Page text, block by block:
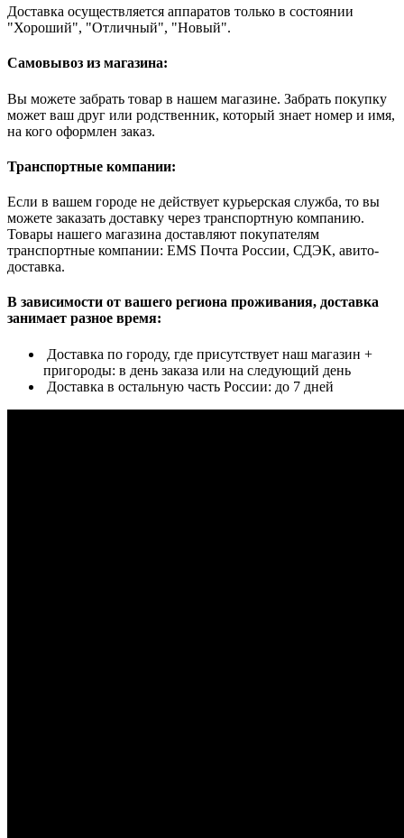
Доставка осуществляется аппаратов только в состоянии
"Хороший", "Отличный", "Новый".
Самовывоз из магазина:
Вы можете забрать товар в нашем магазине. Забрать покупку
может ваш друг или родственник, который знает номер и имя,
на кого оформлен заказ.
Транспортные компании:
Если в вашем городе не действует курьерская служба, то вы
можете заказать доставку через транспортную компанию.
Товары нашего магазина доставляют покупателям
транспортные компании: EMS Почта России, СДЭК, авито-
доставка.
В зависимости от вашего региона проживания, доставка
занимает разное время:
Доставка по городу, где присутствует наш магазин +
пригороды: в день заказа или на следующий день
Доставка в остальную часть России: до 7 дней